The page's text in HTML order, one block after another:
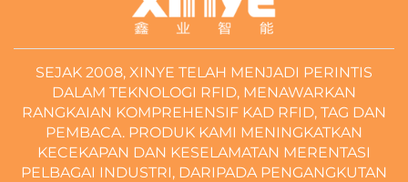
SEJAK 2008, XINYE TELAH MENJADI PERINTIS
DALAM TEKNOLOGI RFID, MENAWARKAN
RANGKAIAN KOMPREHENSIF KAD RFID, TAG DAN
PEMBACA. PRODUK KAMI MENINGKATKAN
KECEKAPAN DAN KESELAMATAN MERENTASI
PELBAGAI INDUSTRI, DARIPADA PENGANGKUTAN